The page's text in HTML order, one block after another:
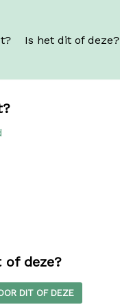
Is het dit of deze?
deze?
DIT OF DEZE